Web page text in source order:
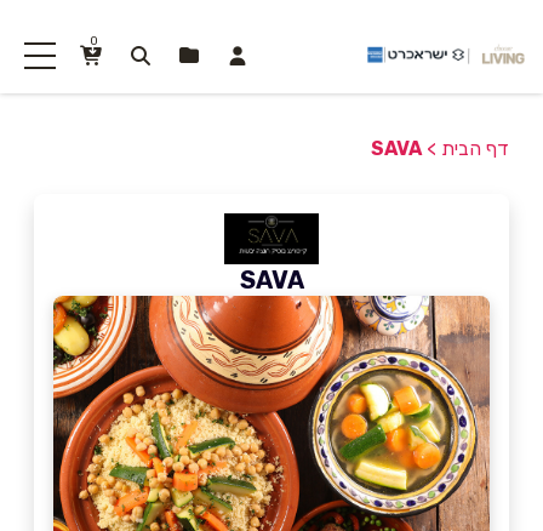
0
דף הבית >
SAVA
SAVA